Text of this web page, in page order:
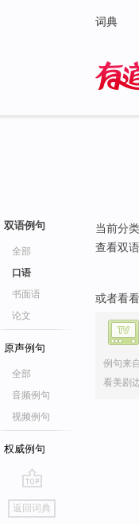
词典
双语例句
全部
口语
书面语
论文
原声例句
全部
音频例句
视频例句
权威例句
go
top
返回词典
当前分
查看双
或者看
例句来
看美剧